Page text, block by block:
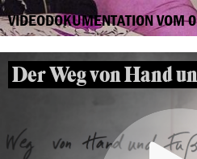
VIDEODOKUMENTATION
Der Weg von Hand